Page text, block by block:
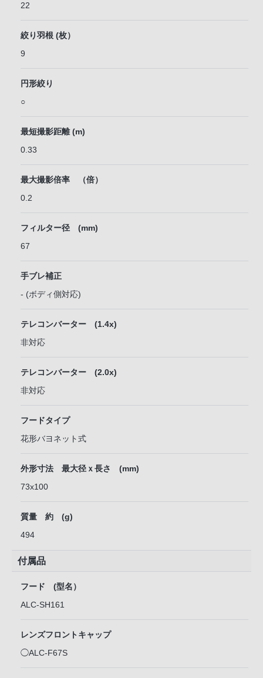
22
絞り羽根 (枚）
9
円形絞り
○
最短撮影距離 (m)
0.33
最大撮影倍率 （倍）
0.2
フィルター径 (mm)
67
手ブレ補正
- (ボディ側対応)
テレコンバーター (1.4x)
非対応
テレコンバーター (2.0x)
非対応
フードタイプ
花形バヨネット式
外形寸法 最大径ｘ長さ (mm)
73x100
質量 約 (g)
494
付属品
フード (型名）
ALC-SH161
レンズフロントキャップ
◯ALC-F67S